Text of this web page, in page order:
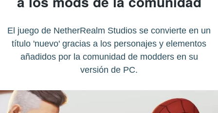
El juego de NetherRealm Studios se convierte en un
título 'nuevo' gracias a los personajes y elementos
añadidos por la comunidad de modders en su
versión de PC.